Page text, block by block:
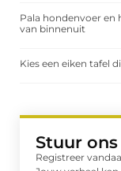
Pala hondenvoer
van binnenuit
Kies een eiken tafel
Stuur
Registreer